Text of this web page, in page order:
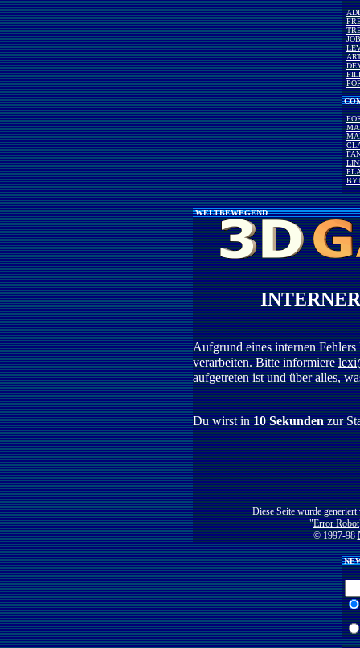
WELTBEWEGEND
Aufgrund eines internen
verarbeiten. Bitte informiere
aufgetreten ist und über alles,
Du wirst in10 Sekundenzur
Diese Seite wurde generiert
"Error Robot
© 1997-98